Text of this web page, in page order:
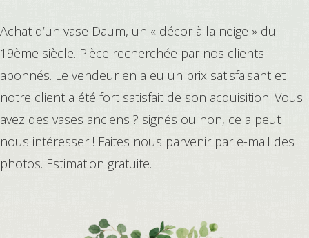
Achat d’un vase Daum, un « décor à la neige » du
19ème siècle. Pièce recherchée par nos clients
abonnés. Le vendeur en a eu un prix satisfaisant et
notre client a été fort satisfait de son acquisition. Vous
avez des vases anciens ? signés ou non, cela peut
nous intéresser ! Faites nous parvenir par e-mail des
photos. Estimation gratuite.